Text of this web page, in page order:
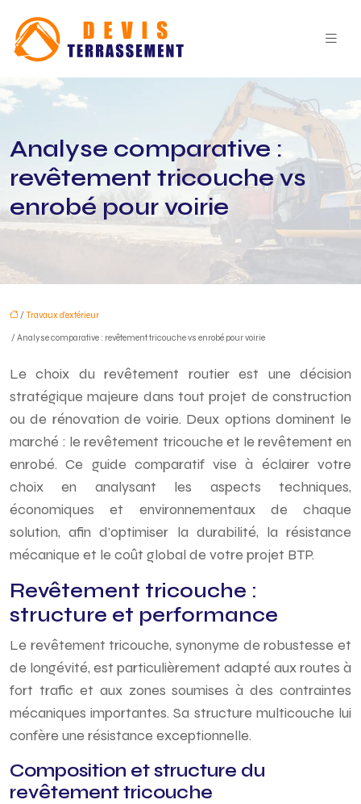
Analyse comparative :
revêtement tricouche vs
enrobé pour voirie
/ Travaux d'extérieur
/ Analyse comparative : revêtement tricouche vs enrobé pour voirie
Le choix du revêtement routier est une décision
stratégique majeure dans tout projet de construction
ou de rénovation de voirie. Deux options dominent le
marché : le revêtement tricouche et le revêtement en
enrobé. Ce guide comparatif vise à éclairer votre
choix en analysant les aspects techniques,
économiques et environnementaux de chaque
solution, afin d’optimiser la durabilité, la résistance
mécanique et le coût global de votre projet BTP.
Revêtement tricouche :
structure et performance
Le revêtement tricouche, synonyme de robustesse et
de longévité, est particulièrement adapté aux routes à
fort trafic et aux zones soumises à des contraintes
mécaniques importantes. Sa structure multicouche lui
confère une résistance exceptionnelle.
Composition et structure du
revêtement tricouche